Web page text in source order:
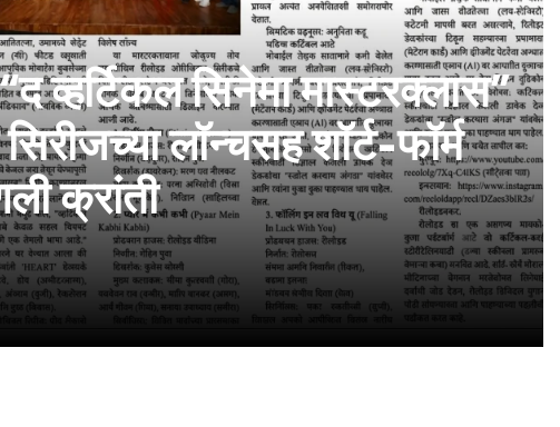
व्हर्टिकल सिनेमा मास्टरक्लास”
लॉन्चसह शॉर्ट-फॉर्म
क्रांती